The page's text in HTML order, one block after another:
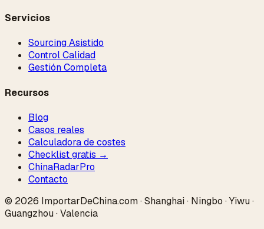
Servicios
Sourcing Asistido
Control Calidad
Gestión Completa
Recursos
Blog
Casos reales
Calculadora de costes
Checklist gratis →
ChinaRadarPro
Contacto
© 2026 ImportarDeChina.com · Shanghai · Ningbo · Yiwu ·
Guangzhou · Valencia